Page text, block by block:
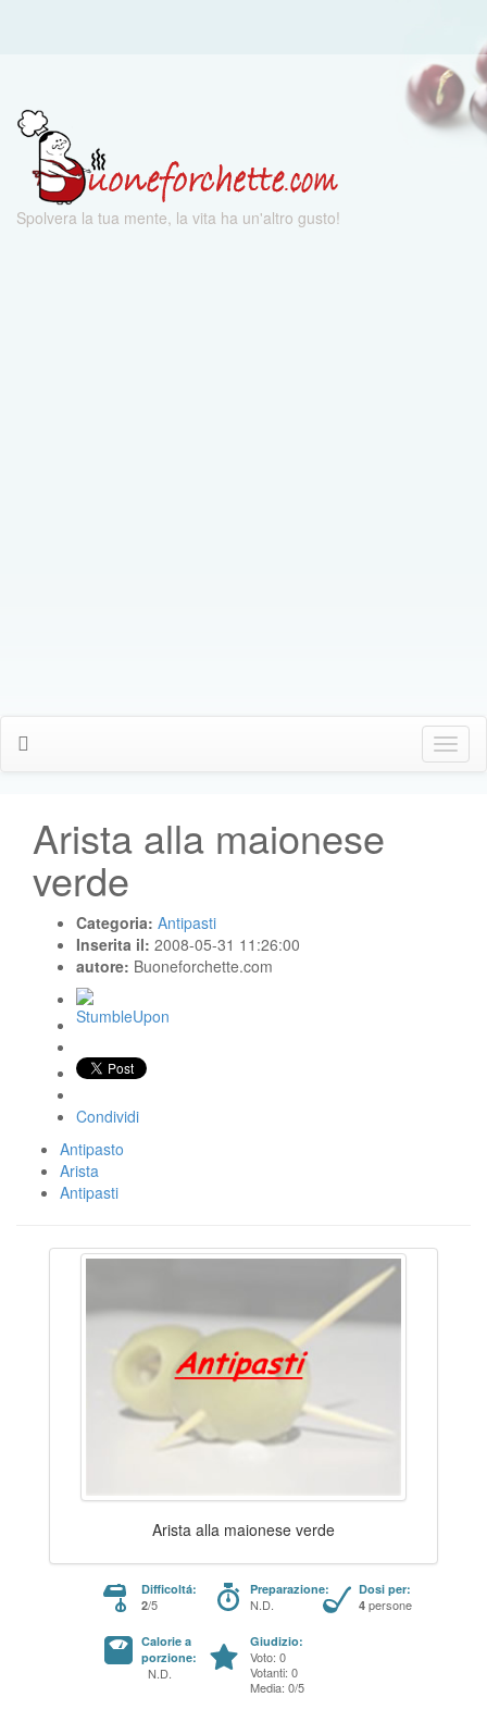
Spolvera la tua mente, la vita ha un'altro gusto!
Click
Me
Arista alla maionese
verde
Categoria: Antipasti
Inserita il: 2008-05-31 11:26:00
autore: Buoneforchette.com
Condividi
Antipasto
Arista
Antipasti
Arista alla maionese verde
Difficoltá:
2/5
Preparazione:
N.D.
Dosi per:
4 persone
Calorie a
porzione:
N.D.
Giudizio:
Voto: 0
Votanti: 0
Media: 0/5